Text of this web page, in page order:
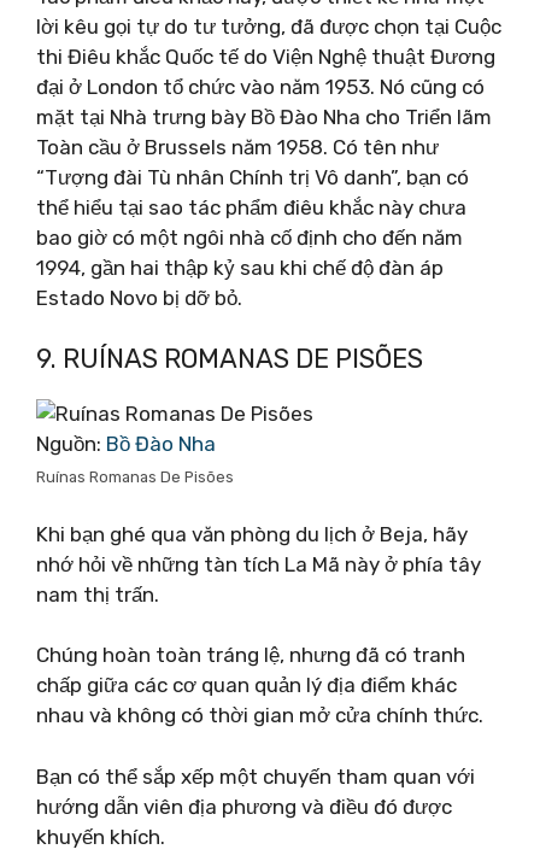
lời kêu gọi tự do tư tưởng, đã được chọn tại Cuộc
thi Điêu khắc Quốc tế do Viện Nghệ thuật Đương
đại ở London tổ chức vào năm 1953. Nó cũng có
mặt tại Nhà trưng bày Bồ Đào Nha cho Triển lãm
Toàn cầu ở Brussels năm 1958. Có tên như
“Tượng đài Tù nhân Chính trị Vô danh”, bạn có
thể hiểu tại sao tác phẩm điêu khắc này chưa
bao giờ có một ngôi nhà cố định cho đến năm
1994, gần hai thập kỷ sau khi chế độ đàn áp
Estado Novo bị dỡ bỏ.
9. RUÍNAS ROMANAS DE PISÕES
Nguồn: Bồ Đào Nha
Ruínas Romanas De Pisões
Khi bạn ghé qua văn phòng du lịch ở Beja, hãy
nhớ hỏi về những tàn tích La Mã này ở phía tây
nam thị trấn.
Chúng hoàn toàn tráng lệ, nhưng đã có tranh
chấp giữa các cơ quan quản lý địa điểm khác
nhau và không có thời gian mở cửa chính thức.
Bạn có thể sắp xếp một chuyến tham quan với
hướng dẫn viên địa phương và điều đó được
khuyến khích.